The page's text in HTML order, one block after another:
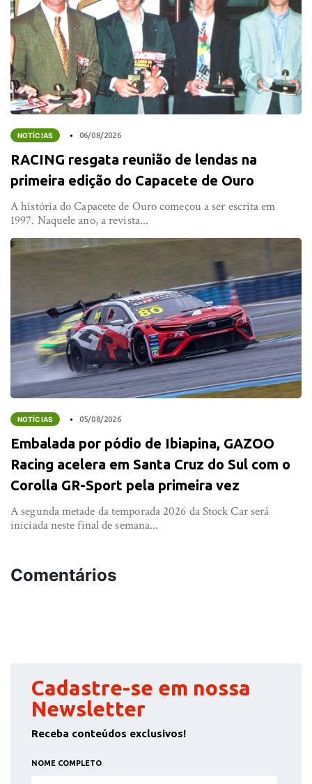
NOTÍCIAS 06/08/2026
RACING resgata reunião de lendas na
primeira edição do Capacete de Ouro
A história do Capacete de Ouro começou a ser escrita em
1997. Naquele ano, a revista...
NOTÍCIAS 05/08/2026
Embalada por pódio de Ibiapina, GAZOO
Racing acelera em Santa Cruz do Sul com o
Corolla GR-Sport pela primeira vez
A segunda metade da temporada 2026 da Stock Car será
iniciada neste final de semana...
Comentários
Cadastre-se em nossa
Newsletter
Receba conteúdos exclusivos!
NOME COMPLETO